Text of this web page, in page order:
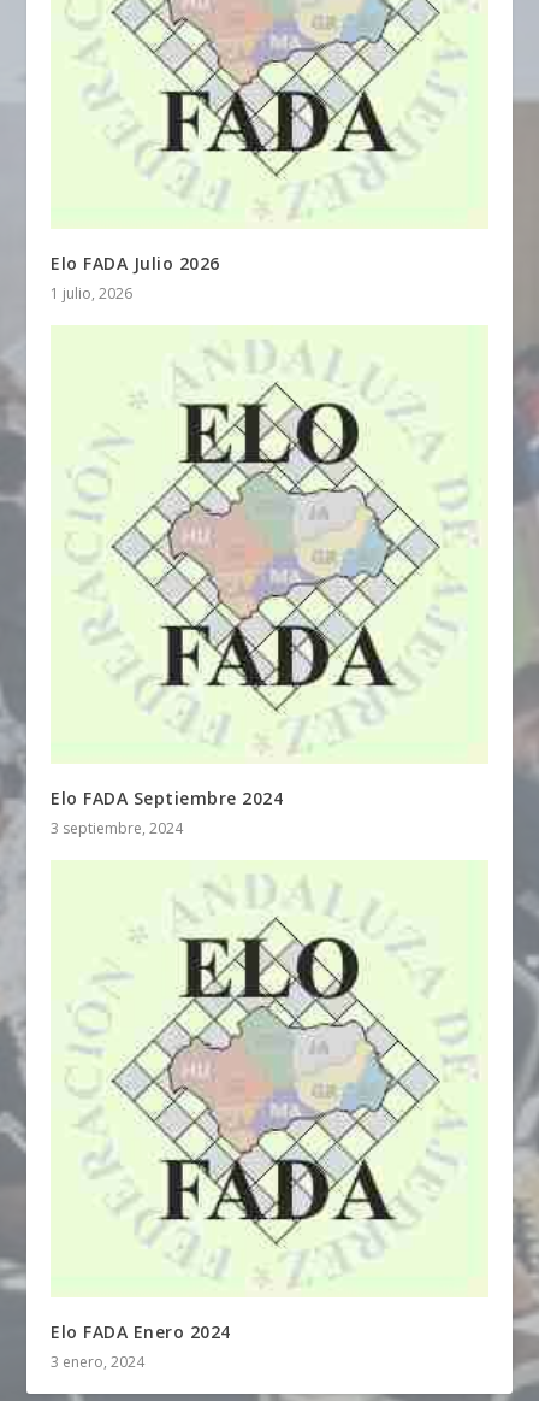
Elo FADA Julio 2026
1 julio, 2026
Elo FADA Septiembre 2024
3 septiembre, 2024
Elo FADA Enero 2024
3 enero, 2024